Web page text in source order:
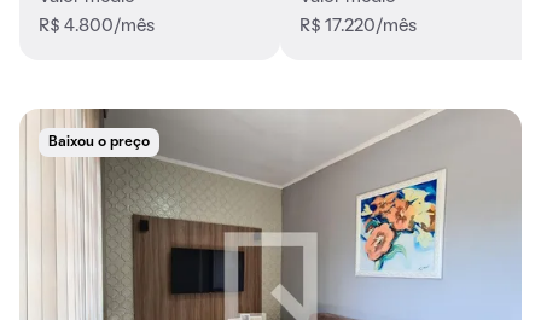
R$ 4.800/mês
R$ 17.220/mês
Baixou o preço